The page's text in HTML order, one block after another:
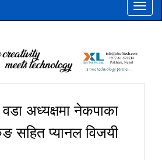
Toggle
अध्यक्षमा नेकपाका
सहित प्यानल विजयी